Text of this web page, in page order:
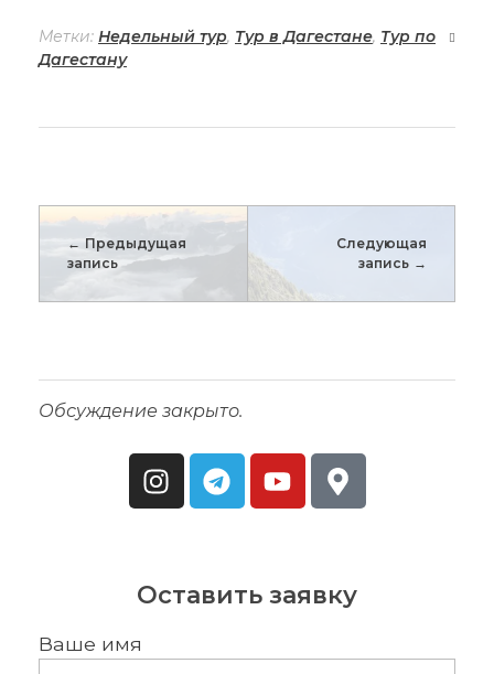
Метки: Недельный тур, Тур в Дагестане, Тур по
Дагестану
Предыдущая
запись
Следующая
запись
Обсуждение закрыто.
Оставить заявку
Ваше имя